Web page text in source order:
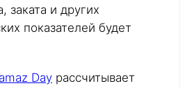
заката и других
показателей будет
Day рассчитывает